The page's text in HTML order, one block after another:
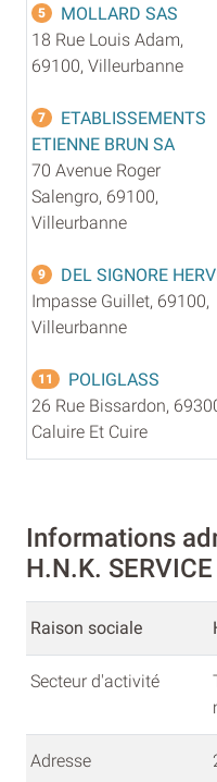
5
MOLLARD SAS
18 Rue Louis Adam,
69100, Villeurbanne
7
ETABLISSEMENTS
ETIENNE BRUN SA
70 Avenue Roger
Salengro, 69100,
Villeurbanne
9
DEL SIGNORE
Impasse Guillet, 69100,
Villeurbanne
11
POLIGLASS
26 Rue Bissardon,
Caluire Et Cuire
Informations
H.N.K. SERVICE
Raison sociale
Secteur d'activité
Adresse